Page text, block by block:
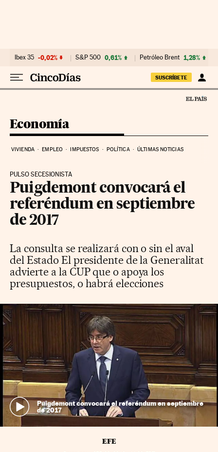
Ibex 35 -0,02% S&P 500 0,61% Petróleo Brent 1,28%
SUSCRÍBETE
Economía
VIVIENDA EMPLEO IMPUESTOS POLÍTICA ÚLTIMAS NOTICIAS
PULSO SECESIONISTA
Puigdemont convocará el
referéndum en septiembre
de 2017
La consulta se realizará con o sin el aval
del Estado El presidente de la Generalitat
advierte a la CUP que o apoya los
presupuestos, o habrá elecciones
Puigdemont convocará el referéndum en septiembre
de 2017
EFE